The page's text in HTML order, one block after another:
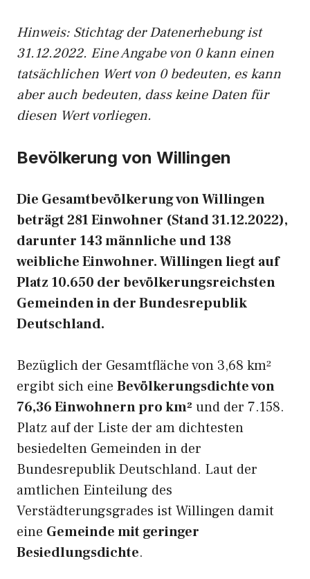
Hinweis: Stichtag der Datenerhebung ist
31.12.2022. Eine Angabe von 0 kann einen
tatsächlichen Wert von 0 bedeuten, es kann
aber auch bedeuten, dass keine Daten für
diesen Wert vorliegen.
Bevölkerung von Willingen
Die Gesamtbevölkerung von Willingen
beträgt 281 Einwohner (Stand 31.12.2022),
darunter 143 männliche und 138
weibliche Einwohner. Willingen liegt auf
Platz 10.650 der bevölkerungsreichsten
Gemeinden in der Bundesrepublik
Deutschland.
Bezüglich der Gesamtfläche von 3,68 km²
ergibt sich eine Bevölkerungsdichte von
76,36 Einwohnern pro km² und der 7.158.
Platz auf der Liste der am dichtesten
besiedelten Gemeinden in der
Bundesrepublik Deutschland. Laut der
amtlichen Einteilung des
Verstädterungsgrades ist Willingen damit
eine Gemeinde mit geringer
Besiedlungsdichte.